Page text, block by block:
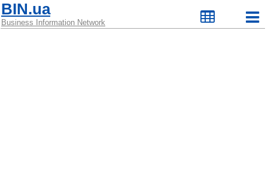
BIN.ua
Business Information Network